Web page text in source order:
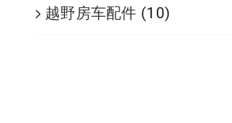
越野房车配件 (10)